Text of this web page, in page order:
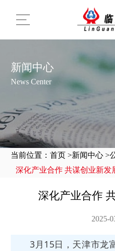
新闻中心
News Center
当前位置：首页 >新闻中心 >
深化产业合作 共谋创业新发
深化产业合作
2025-
3月15日，天津市龙